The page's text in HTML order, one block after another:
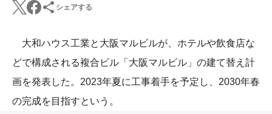
シェアする
大和ハウス工業と大阪マルビルが、ホテルや飲食店な
どで構成される複合ビル「大阪マルビル」の建て替え計
画を発表した。2023年夏に工事着手を予定し、2030年春
の完成を目指すという。